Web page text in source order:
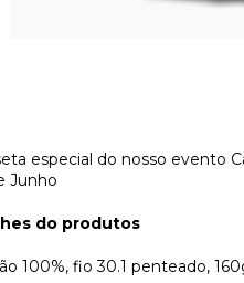
especial do nosso evento
Junho
do produtos
100%, fio 30.1 penteado,